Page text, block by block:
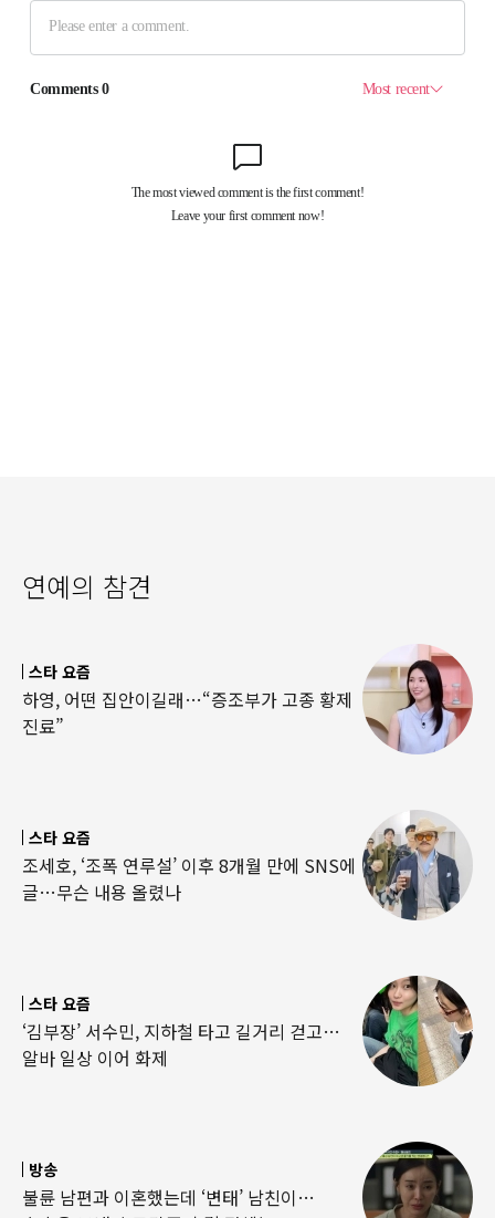
연예의 참견
스타 요즘
하영, 어떤 집안이길래…“증조부가 고종 황제
진료”
스타 요즘
조세호, ‘조폭 연루설’ 이후 8개월 만에 SNS에
글…무슨 내용 올렸나
스타 요즘
‘김부장’ 서수민, 지하철 타고 길거리 걷고…
알바 일상 이어 화제
방송
불륜 남편과 이혼했는데 ‘변태’ 남친이…